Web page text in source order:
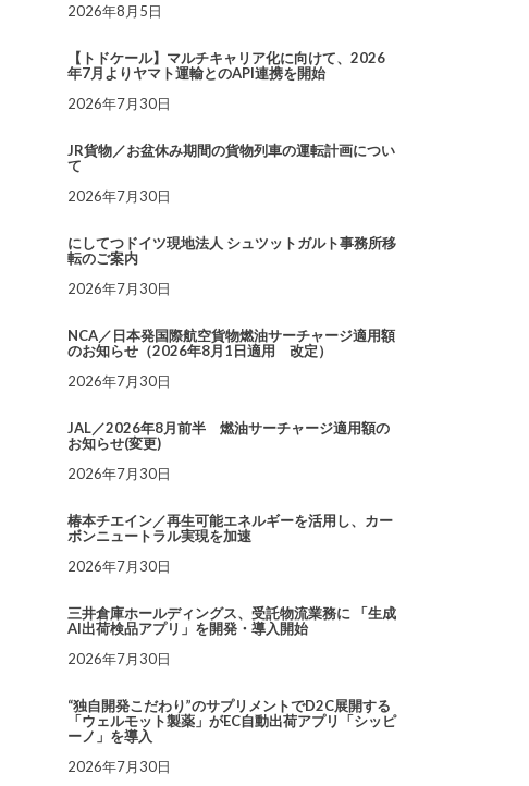
2026年8月5日
【トドケール】マルチキャリア化に向けて、2026
年7月よりヤマト運輸とのAPI連携を開始
2026年7月30日
JR貨物／お盆休み期間の貨物列車の運転計画につい
て
2026年7月30日
にしてつドイツ現地法人 シュツットガルト事務所移
転のご案内
2026年7月30日
NCA／日本発国際航空貨物燃油サーチャージ適用額
のお知らせ（2026年8月1日適用 改定）
2026年7月30日
JAL／2026年8月前半 燃油サーチャージ適用額の
お知らせ(変更)
2026年7月30日
椿本チエイン／再生可能エネルギーを活用し、カー
ボンニュートラル実現を加速
2026年7月30日
三井倉庫ホールディングス、受託物流業務に 「生成
AI出荷検品アプリ」を開発・導入開始
2026年7月30日
“独自開発こだわり”のサプリメントでD2C展開する
「ウェルモット製薬」がEC自動出荷アプリ「シッピ
ーノ」を導入
2026年7月30日